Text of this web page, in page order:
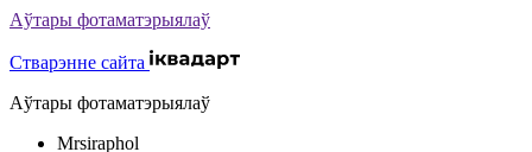
Аўтары фотаматэрыялаў
Стварэнне сайта
Аўтары фотаматэрыялаў
Mrsiraphol